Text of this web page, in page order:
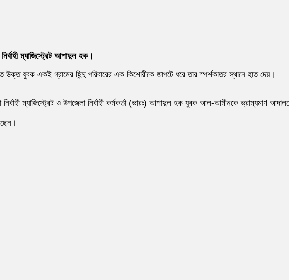
ম্যাজিস্ট্রেট আশাদুল হক।
যুবক একই গ্রামের হিন্দু পরিবারের এক কিশোরীকে জাপটে ধরে তার স্পর্শকাতর স্থানে হাত দেয়।
ম্যাজিস্ট্রেট ও উপজেলা নির্বাহী কর্মকর্তা (ভারঃ) আশাদুল হক যুবক আল-আমীনকে ভ্রাম্যমাণ